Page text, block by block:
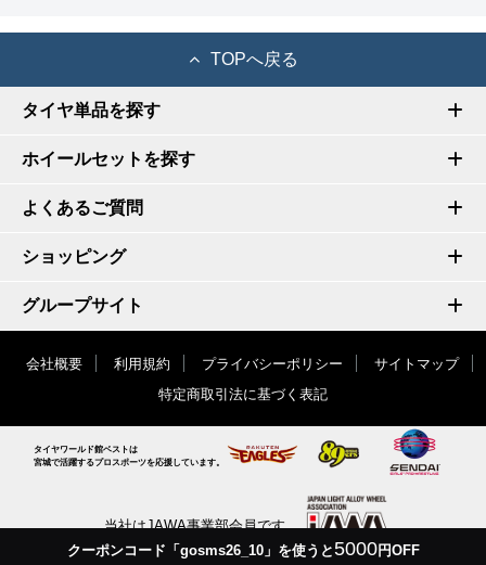
クーポンコード「gosms26_10」を使うと5000円OFF
TOPへ戻る
タイヤ単品を探す
ホイールセットを探す
よくあるご質問
ショッピング
グループサイト
会社概要 利用規約 プライバシーポリシー
サイトマップ
特定商取引法に基づく表記
タイヤワールド館ベストは
宮城で活躍するプロスポーツを応援しています。
当社はJAWA事業部会員です